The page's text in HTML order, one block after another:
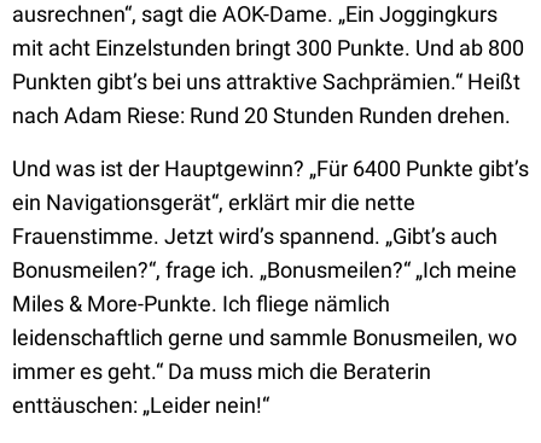
ausrechnen“, sagt die AOK-Dame. „Ein Joggingkurs
mit acht Einzelstunden bringt 300 Punkte. Und ab 800
Punkten gibt’s bei uns attraktive Sachprämien.“ Heißt
nach Adam Riese: Rund 20 Stunden Runden drehen.
Und was ist der Hauptgewinn? „Für 6400 Punkte gibt’s
ein Navigationsgerät“, erklärt mir die nette
Frauenstimme. Jetzt wird’s spannend. „Gibt’s auch
Bonusmeilen?“, frage ich. „Bonusmeilen?“ „Ich meine
Miles & More-Punkte. Ich fliege nämlich
leidenschaftlich gerne und sammle Bonusmeilen, wo
immer es geht.“ Da muss mich die Beraterin
enttäuschen: „Leider nein!“